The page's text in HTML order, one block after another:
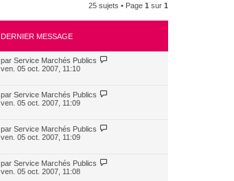
25 sujets • Page 1 sur 1
DERNIER MESSAGE
par Service Marchés Publics
ven. 05 oct. 2007, 11:10
par Service Marchés Publics
ven. 05 oct. 2007, 11:09
par Service Marchés Publics
ven. 05 oct. 2007, 11:09
par Service Marchés Publics
ven. 05 oct. 2007, 11:08